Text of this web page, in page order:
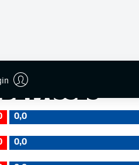
PASSES
0,0
0,0